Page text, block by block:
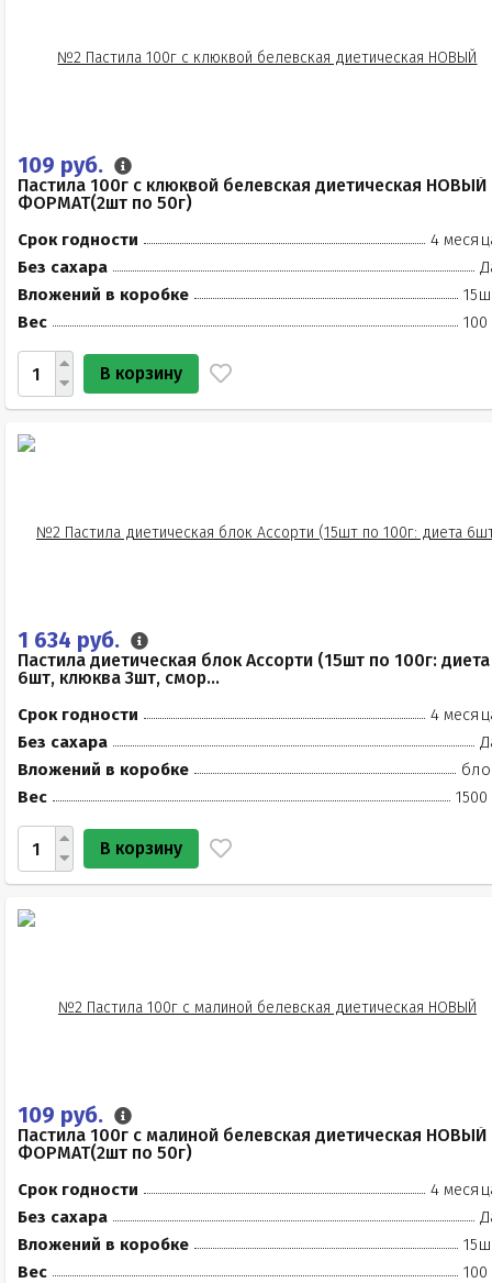
109 руб.
Пастила 100г с клюквой белевская диетическая НОВЫЙ
ФОРМАТ(2шт по 50г)
Срок годности
4
Без сахара
Вложений в коробке
Вес
100
В корзину
1 634 руб.
Пастила диетическая блок Ассорти (15шт по 100г: диета
6шт, клюква 3шт, смор...
Срок годности
4
Без сахара
Вложений в коробке
Вес
1500
В корзину
109 руб.
Пастила 100г с малиной белевская диетическая НОВЫЙ
ФОРМАТ(2шт по 50г)
Срок годности
4
Без сахара
Вложений в коробке
Вес
100